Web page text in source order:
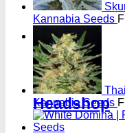
Headshop
Headshop
Kannabia Seeds
Kannabia Seeds